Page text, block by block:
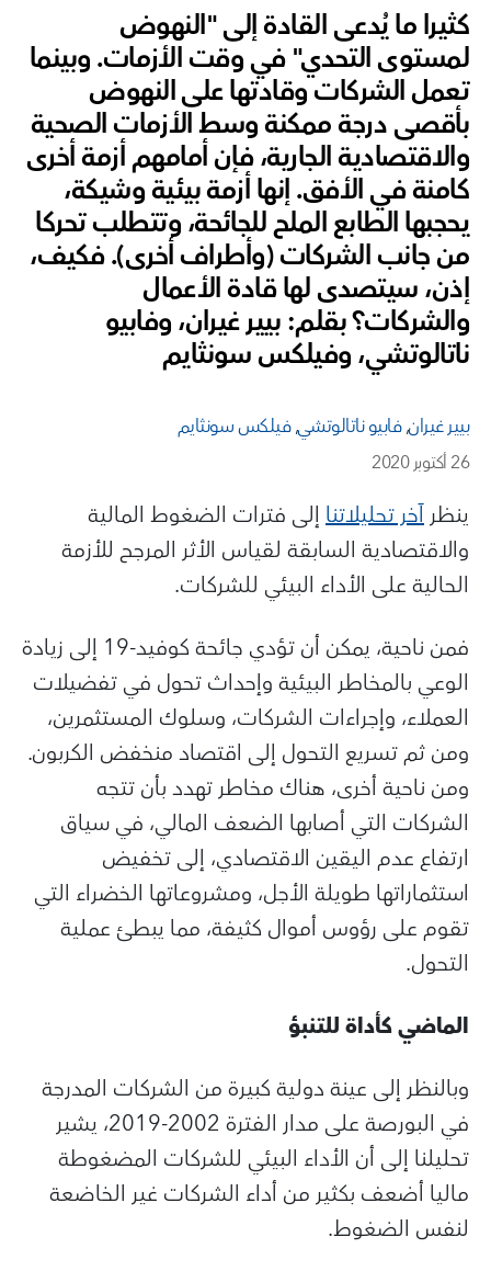
كثيرا ما يُدعى القادة إلى "النهوض
لمستوى التحدي" في وقت الأزمات. وبينما
تعمل الشركات وقادتها على النهوض
بأقصى درجة ممكنة وسط الأزمات الصحية
والاقتصادية الجارية، فإن أمامهم أزمة أخرى
كامنة في الأفق. إنها أزمة بيئية وشيكة،
يحجبها الطابع الملح للجائحة، وتتطلب تحركا
من جانب الشركات (وأطراف أخرى). فكيف،
إذن، سيتصدى لها قادة الأعمال
والشركات؟ بقلم: بيير غيران، وفابيو
ناتالوتشي، وفيلكس سونثايم
بيير غيران,فابيو ناتالوتشي,فيلكس سونثايم
26 أكتوبر 2020
ينظرآخر تحليلاتناإلى فترات الضغوط المالية
والاقتصادية السابقة لقياس الأثر المرجح للأزمة
الحالية على الأداء البيئي للشركات.
فمن ناحية، يمكن أن تؤدي جائحة كوفيد-19 إلى زيادة
الوعي بالمخاطر البيئية وإحداث تحول في تفضيلات
العملاء، وإجراءات الشركات، وسلوك المستثمرين،
ومن ثم تسريع التحول إلى اقتصاد منخفض الكربون.
ومن ناحية أخرى، هناك مخاطر تهدد بأن تتجه
الشركات التي أصابها الضعف المالي، في سياق
ارتفاع عدم اليقين الاقتصادي، إلى تخفيض
استثماراتها طويلة الأجل، ومشروعاتها الخضراء التي
تقوم على رؤوس أموال كثيفة، مما يبطئ عملية
التحول.
الماضي كأداة للتنبؤ
وبالنظر إلى عينة دولية كبيرة من الشركات المدرجة
في البورصة على مدار الفترة 2002-2019، يشير
تحليلنا إلى أن الأداء البيئي للشركات المضغوطة
ماليا أضعف بكثير من أداء الشركات غير الخاضعة
لنفس الضغوط.